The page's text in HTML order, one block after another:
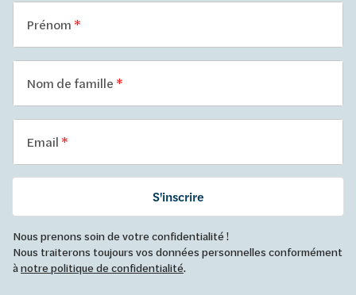
Prénom
Nom de famille
Email
S'inscrire
Nous prenons soin de votre confidentialité !
Nous traiterons toujours vos données personnelles conformément
ànotre politique de confidentialité.